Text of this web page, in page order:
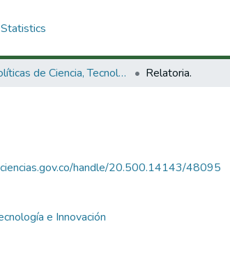
Statistics
Políticas de Ciencia, Tecnología e Innovación Relatoria.
handle/20.500.14143/48095
e Innovación